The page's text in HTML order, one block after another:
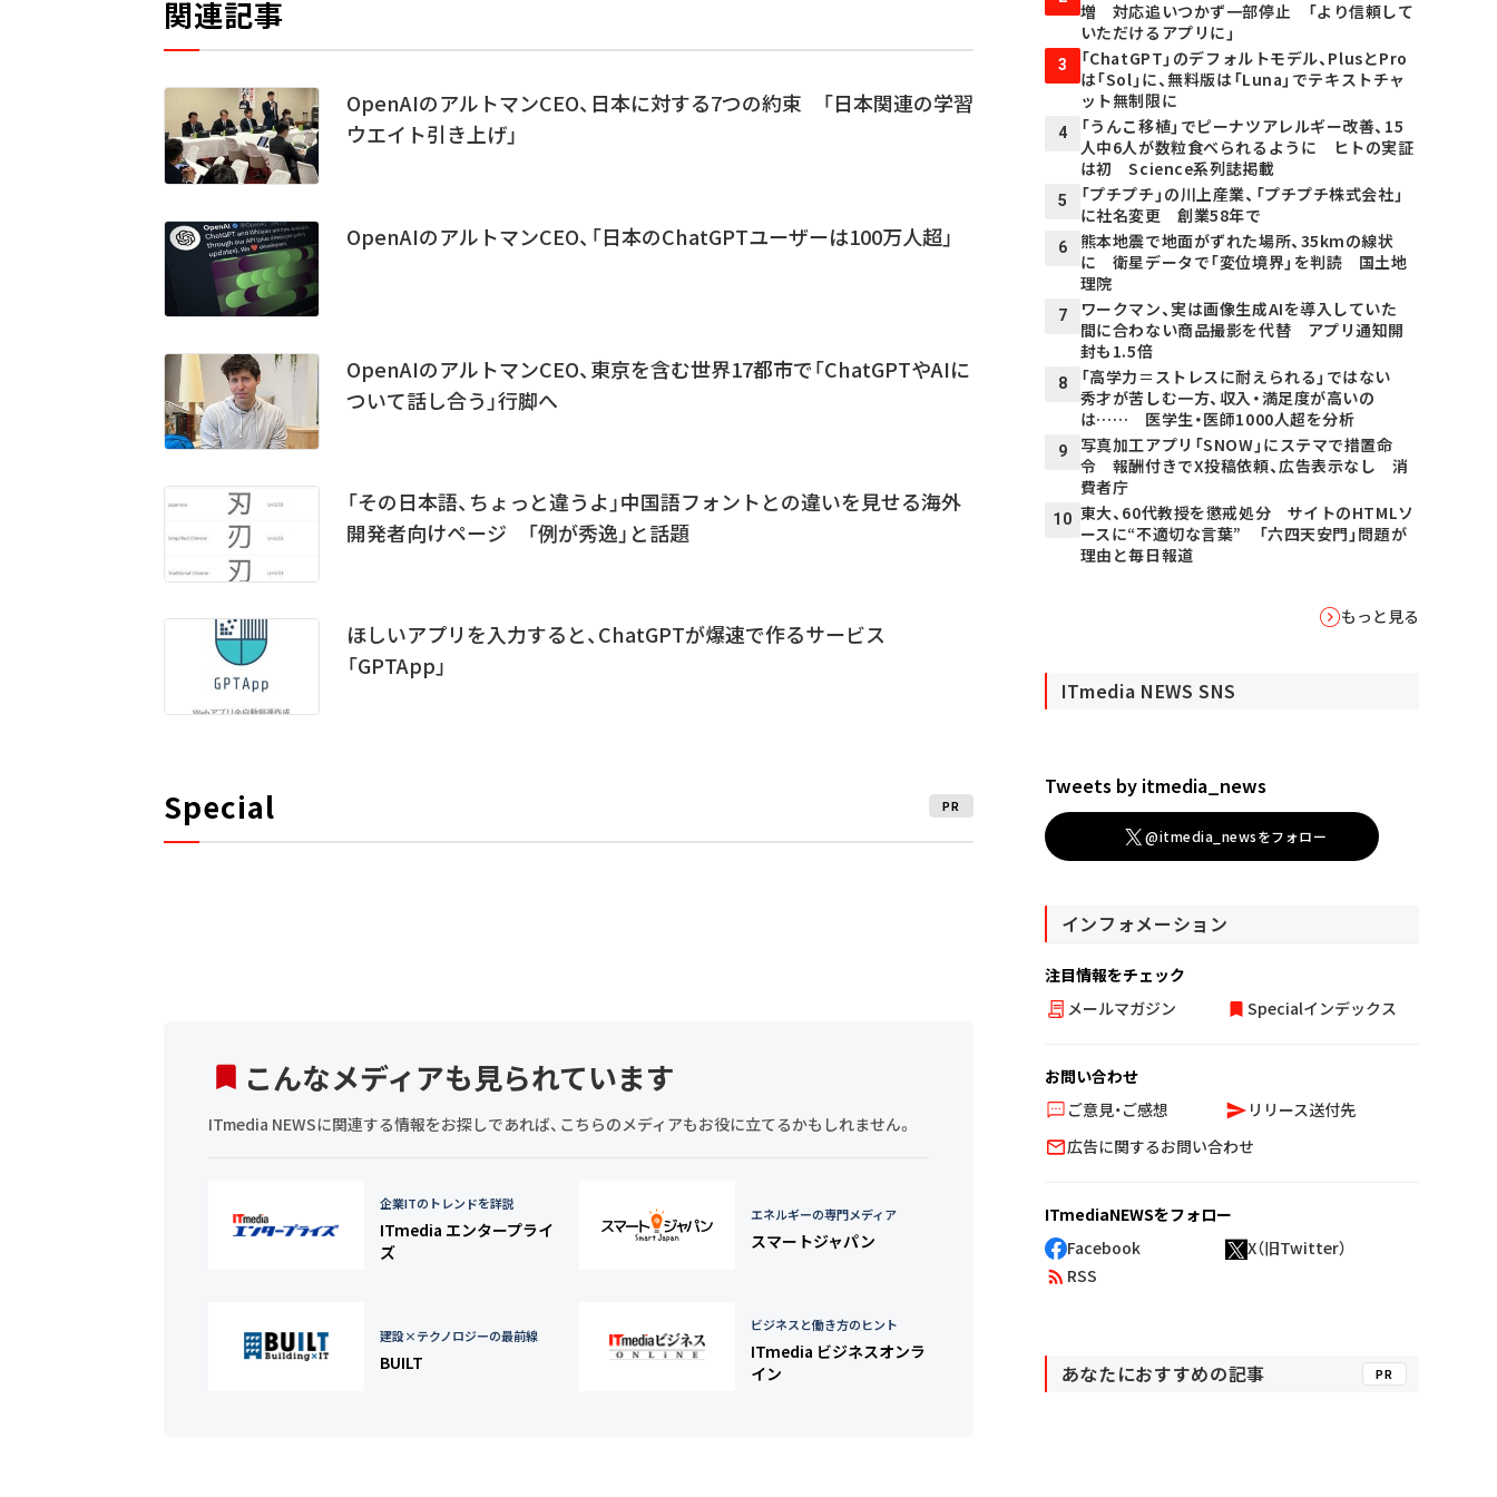
関連記事
OpenAIのアルトマンCEO、日本に対する7つの約束 「日本関連の学習
ウエイト引き上げ」
OpenAIのアルトマンCEO、「日本のChatGPTユーザーは100万人超」
OpenAIのアルトマンCEO、東京を含む世界17都市で「ChatGPTやAIに
ついて話し合う」行脚へ
「その日本語、ちょっと違うよ」中国語フォントとの違いを見せる海外
開発者向けページ 「例が秀逸」と話題
ほしいアプリを入力すると、ChatGPTが爆速で作るサービス
「GPTApp」
Special PR
こんなメディアも見られています
ITmedia NEWSに関連する情報をお探しであれば、こちらのメディアもお役に立てるかもしれません。
企業ITのトレンドを詳説
ITmedia エンタープライ
ズ
エネルギーの専門メディア
スマートジャパン
建設×テクノロジーの最前線
BUILT
ビジネスと働き方のヒント
ITmedia ビジネスオンラ
イン
増 対応追いつかず一部停止 「より信頼して
いただけるアプリに」
3
「ChatGPT」のデフォルトモデル、PlusとPro
は「Sol」に、無料版は「Luna」でテキストチャ
ット無制限に
4
「うんこ移植」でピーナツアレルギー改善、15
人中6人が数粒食べられるように ヒトの実証
は初 Science系列誌掲載
5
「プチプチ」の川上産業、「プチプチ株式会社」
に社名変更 創業58年で
6
熊本地震で地面がずれた場所、35kmの線状
に 衛星データで「変位境界」を判読 国土地
理院
7
ワークマン、実は画像生成AIを導入していた
間に合わない商品撮影を代替 アプリ通知開
封も1.5倍
8
「高学力＝ストレスに耐えられる」ではない
秀才が苦しむ一方、収入・満足度が高いの
は…… 医学生・医師1000人超を分析
9
写真加工アプリ「SNOW」にステマで措置命
令 報酬付きでX投稿依頼、広告表示なし 消
費者庁
10 東大、60代教授を懲戒処分 サイトのHTMLソ
ースに“不適切な言葉” 「六四天安門」問題が
理由と毎日報道
もっと見る
ITmedia NEWS SNS
Tweets by itmedia_news
@itmedia_newsをフォロー
インフォメーション
注目情報をチェック
メールマガジン
Specialインデックス
お問い合わせ
ご意見・ご感想
リリース送付先
広告に関するお問い合わせ
ITmediaNEWSをフォロー
Facebook
X（旧Twitter）
RSS
あなたにおすすめの記事 PR